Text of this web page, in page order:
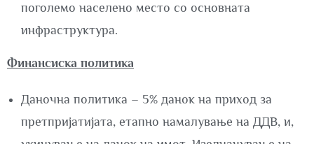
поголемо населено место со основната
инфраструктура.
Финансиска политика
Даночна политика – 5% данок на приход за
претпријатијата, етапно намалување на ДДВ, и,